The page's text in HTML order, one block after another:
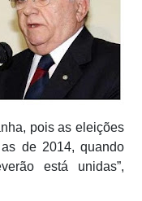
pois as eleições
de 2014, quando
está unidas”,